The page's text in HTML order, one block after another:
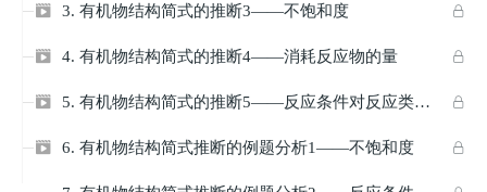

 3. 有机物结构简式的推断3——不饱和度

 4. 有机物结构简式的推断4——消耗反应物的量

 5. 有机物结构简式的推断5——反应条件对反应类型和产物的影响

 6. 有机物结构简式推断的例题分析1——不饱和度